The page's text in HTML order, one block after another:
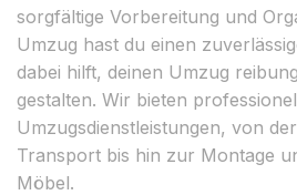
sorgfältige Vorbereitung und
Umzug hast du einen
dabei hilft, deinen Umzug
gestalten. Wir bieten
Umzugsdienstleistungen, von
Transport bis hin zur Montage
Möbel.